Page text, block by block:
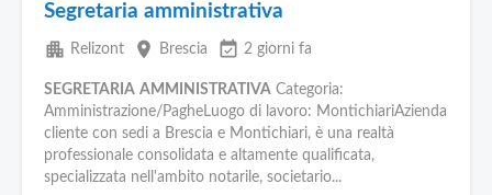
Blog
Pubblica
Offerte
Segretaria amministrativa
apartment Relizont place Brescia event_available 2 giorni fa
SEGRETARIA AMMINISTRATIVA Categoria:
Amministrazione/PagheLuogo di lavoro: MontichiariAzienda
cliente con sedi a Brescia e Montichiari, è una realtà
professionale consolidata e altamente qualificata,
specializzata nell'ambito notarile, societario...